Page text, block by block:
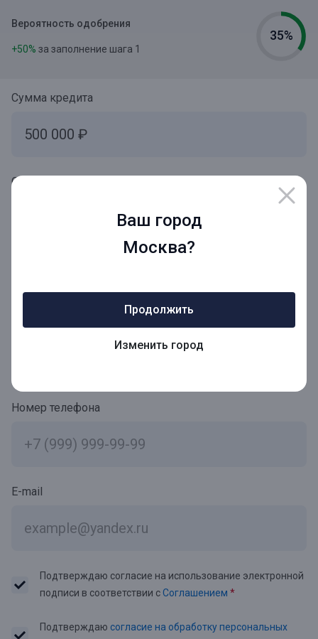
Ваш город
Москва?
Продолжить
Изменить город
Вероятность одобрения
35%
+50% за заполнение шага 1
Сумма кредита
Срок кредита
24 601₽
Фамилия Имя Отчество
Номер телефона
E-mail
Подтверждаю согласие на использование электронной
подписи в соответствии сСоглашением *
Подтверждаю согласие на обработку персональных